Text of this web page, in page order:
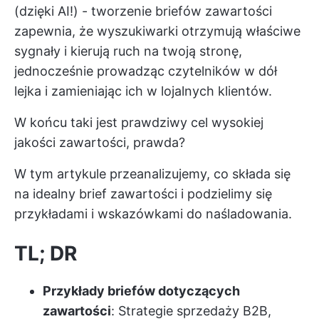
(dzięki AI!) - tworzenie briefów zawartości
zapewnia, że wyszukiwarki otrzymują właściwe
sygnały i kierują ruch na twoją stronę,
jednocześnie prowadząc czytelników w dół
lejka i zamieniając ich w lojalnych klientów.
W końcu taki jest prawdziwy cel wysokiej
jakości zawartości, prawda?
W tym artykule przeanalizujemy, co składa się
na idealny brief zawartości i podzielimy się
przykładami i wskazówkami do naśladowania.
TL; DR
Przykłady briefów dotyczących
zawartości: Strategie sprzedaży B2B,